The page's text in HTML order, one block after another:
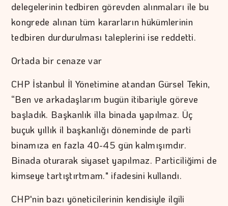
delegelerinin tedbiren görevden alınmaları ile bu
kongrede alınan tüm kararların hükümlerinin
tedbiren durdurulması taleplerini ise reddetti.
Ortada bir cenaze var
CHP İstanbul İl Yönetimine atandan Gürsel Tekin,
“Ben ve arkadaşlarım bugün itibariyle göreve
başladık. Başkanlık illa binada yapılmaz. Üç
buçuk yıllık il başkanlığı döneminde de parti
binamıza en fazla 40-45 gün kalmışımdır.
Binada oturarak siyaset yapılmaz. Particiliğimi de
kimseye tartıştırtmam." ifadesini kullandı.
CHP'nin bazı yöneticilerinin kendisiyle ilgili